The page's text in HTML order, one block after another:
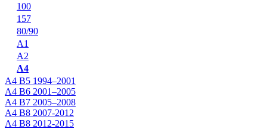
100
157
80/90
A1
A2
A4
A4 B5 1994–2001
A4 B6 2001–2005
A4 B7 2005–2008
A4 B8 2007-2012
A4 B8 2012-2015